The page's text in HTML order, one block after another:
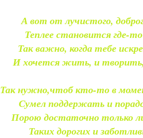
А вот от лучистого,
Теплее становится где-
Так важно, когда тебе
И хочется жить, и
Так нужно,чтоб кто-то в
Сумел поддержать и
Порою достаточно только
Таких дорогих и